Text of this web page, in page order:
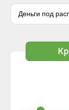
Деньги под